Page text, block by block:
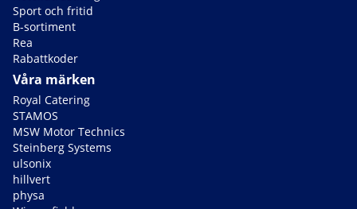
Sport och fritid
B-sortiment
Rea
Rabattkoder
Våra märken
Royal Catering
STAMOS
MSW Motor Technics
Steinberg Systems
ulsonix
hillvert
physa